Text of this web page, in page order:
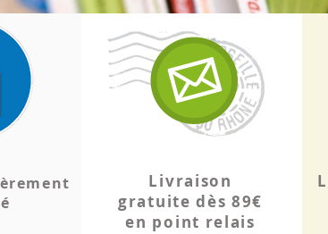
Livraison
gratuite dès 89€
en point relais